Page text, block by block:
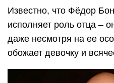
Известно, что Фёдор
исполняет роль отца –
даже несмотря на ее
обожает девочку и